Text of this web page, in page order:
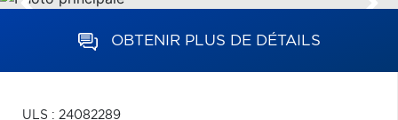
OBTENIR PLUS DE DÉTAILS
ULS : 24082289